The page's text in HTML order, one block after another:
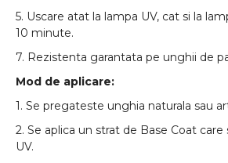
5. Uscare atat la lampa UV, cat si la
10 minute.
7. Rezistenta garantata pe unghii de
Mod de aplicare:
1. Se pregateste unghia naturala sau
2. Se aplica un strat de Base Coat
UV.